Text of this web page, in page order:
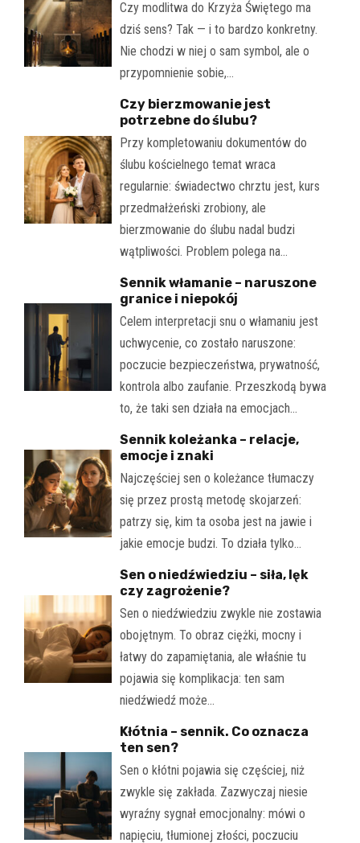
Czy modlitwa do Krzyża Świętego ma
dziś sens? Tak — i to bardzo konkretny.
Nie chodzi w niej o sam symbol, ale o
przypomnienie sobie,…
Czy bierzmowanie jest
potrzebne do ślubu?
Przy kompletowaniu dokumentów do
ślubu kościelnego temat wraca
regularnie: świadectwo chrztu jest, kurs
przedmałżeński zrobiony, ale
bierzmowanie do ślubu nadal budzi
wątpliwości. Problem polega na…
Sennik włamanie – naruszone
granice i niepokój
Celem interpretacji snu o włamaniu jest
uchwycenie, co zostało naruszone:
poczucie bezpieczeństwa, prywatność,
kontrola albo zaufanie. Przeszkodą bywa
to, że taki sen działa na emocjach…
Sennik koleżanka – relacje,
emocje i znaki
Najczęściej sen o koleżance tłumaczy
się przez prostą metodę skojarzeń:
patrzy się, kim ta osoba jest na jawie i
jakie emocje budzi. To działa tylko…
Sen o niedźwiedziu – siła, lęk
czy zagrożenie?
Sen o niedźwiedziu zwykle nie zostawia
obojętnym. To obraz ciężki, mocny i
łatwy do zapamiętania, ale właśnie tu
pojawia się komplikacja: ten sam
niedźwiedź może…
Kłótnia – sennik. Co oznacza
ten sen?
Sen o kłótni pojawia się częściej, niż
zwykle się zakłada. Zazwyczaj niesie
wyraźny sygnał emocjonalny: mówi o
napięciu, tłumionej złości, poczuciu